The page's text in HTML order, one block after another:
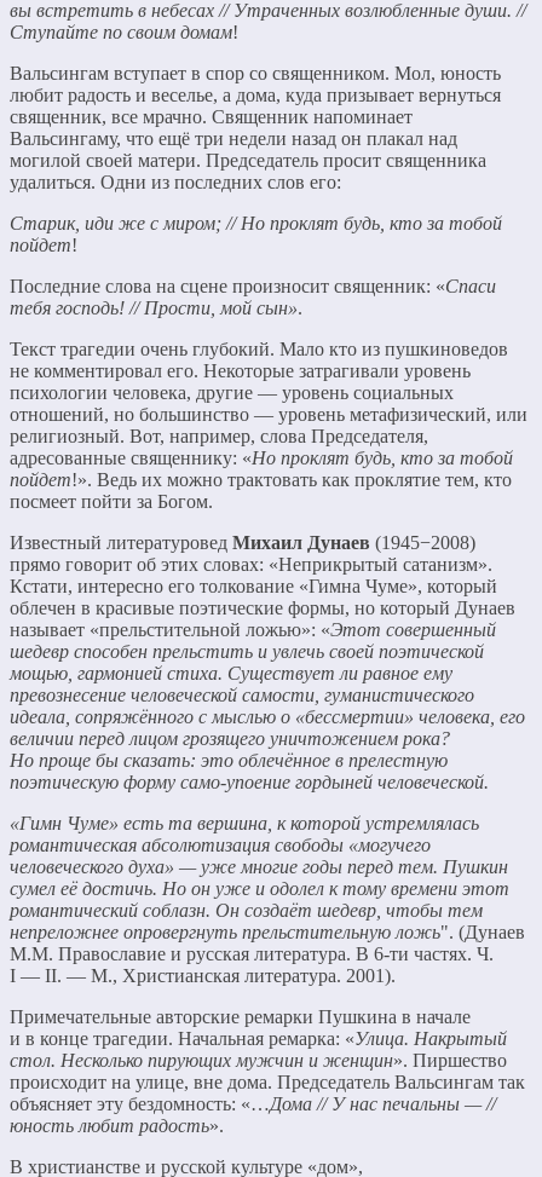
вы встретить в небесах // Утраченных возлюбленные души. //
Ступайте по своим домам!
Вальсингам вступает в спор со священником. Мол, юность
любит радость и веселье, а дома, куда призывает вернуться
священник, все мрачно. Священник напоминает
Вальсингаму, что ещё три недели назад он плакал над
могилой своей матери. Председатель просит священника
удалиться. Одни из последних слов его:
Старик, иди же с миром; // Но проклят будь, кто за тобой
пойдет!
Последние слова на сцене произносит священник: «Спаси
тебя господь! // Прости, мой сын».
Текст трагедии очень глубокий. Мало кто из пушкиноведов
не комментировал его. Некоторые затрагивали уровень
психологии человека, другие — уровень социальных
отношений, но большинство — уровень метафизический, или
религиозный. Вот, например, слова Председателя,
адресованные священнику: «Но проклят будь, кто за тобой
пойдет!». Ведь их можно трактовать как проклятие тем, кто
посмеет пойти за Богом.
Известный литературовед Михаил Дунаев (1945−2008)
прямо говорит об этих словах: «Неприкрытый сатанизм».
Кстати, интересно его толкование «Гимна Чуме», который
облечен в красивые поэтические формы, но который Дунаев
называет «прельстительной ложью»: «Этот совершенный
шедевр способен прельстить и увлечь своей поэтической
мощью, гармонией стиха. Существует ли равное ему
превознесение человеческой самости, гуманистического
идеала, сопряжённого с мыслью о «бессмертии» человека, его
величии перед лицом грозящего уничтожением рока?
Но проще бы сказать: это облечённое в прелестную
поэтическую форму само-упоение гордыней человеческой.
«Гимн Чуме» есть та вершина, к которой устремлялась
романтическая абсолютизация свободы «могучего
человеческого духа» — уже многие годы перед тем. Пушкин
сумел её достичь. Но он уже и одолел к тому времени этот
романтический соблазн. Он создаёт шедевр, чтобы тем
непреложнее опровергнуть прельстительную ложь". (Дунаев
М.М. Православие и русская литература. В 6-ти частях. Ч.
I — II. — М., Христианская литература. 2001).
Примечательные авторские ремарки Пушкина в начале
и в конце трагедии. Начальная ремарка: «Улица. Накрытый
стол. Несколько пирующих мужчин и женщин». Пиршество
происходит на улице, вне дома. Председатель Вальсингам так
объясняет эту бездомность: «…Дома // У нас печальны — //
юность любит радость».
В христианстве и русской культуре «дом»,